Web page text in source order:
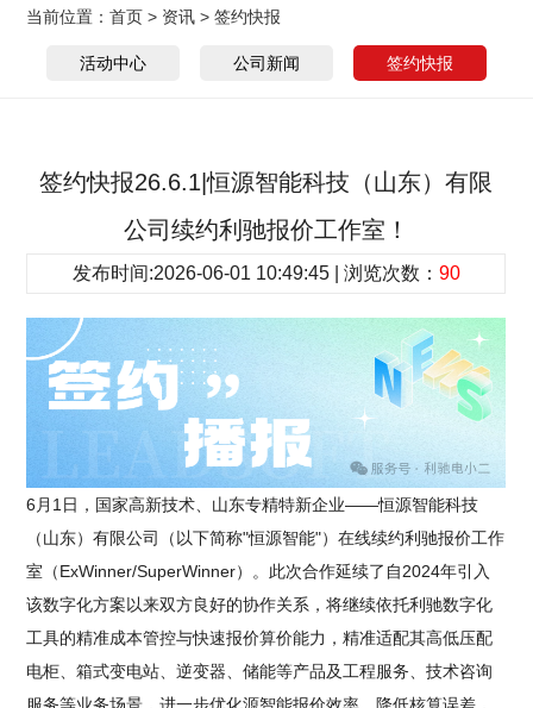
当前位置：首页 > 资讯 >签约快报
活动中心 公司新闻 签约快报
签约快报26.6.1|恒源智能科技（山东）有限
公司续约利驰报价工作室！
发布时间:2026-06-01 10:49:45 | 浏览次数： 90
6月1日，国家高新技术、山东专精特新企业——恒源智能科技
（山东）有限公司（以下简称"恒源智能"）在线续约利驰报价工作
室（ExWinner/SuperWinner）。此次合作延续了自2024年引入
该数字化方案以来双方良好的协作关系，将继续依托利驰数字化
工具的精准成本管控与快速报价算价能力，精准适配其高低压配
电柜、箱式变电站、逆变器、储能等产品及工程服务、技术咨询